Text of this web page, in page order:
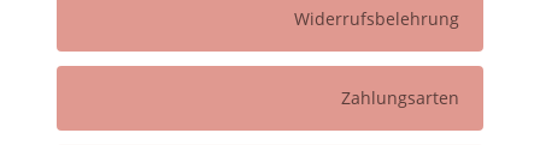
Widerrufsbelehrung
Zahlungsarten